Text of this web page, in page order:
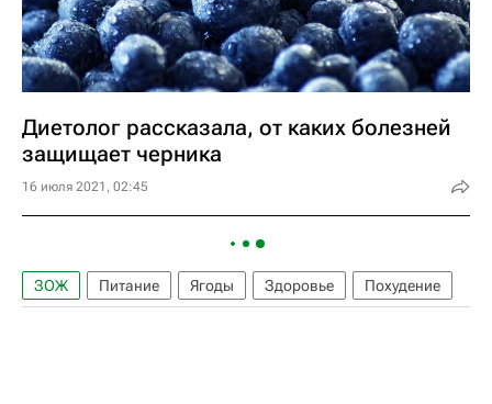
Диетолог рассказала, от каких болезней
защищает черника
16 июля 2021, 02:45
ЗОЖ Питание Ягоды Здоровье Похудение